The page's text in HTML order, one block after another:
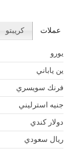
عملات كريبتو
يورو
ين ياباني
فرنك سويسري
جنيه استرليني
دولار كندي
ريال سعودي